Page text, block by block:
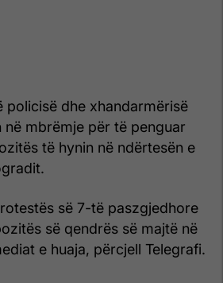
policisë dhe xhandarmërisë
në mbrëmje për të penguar
të hynin në ndërtesën e
së 7-të paszgjedhore
së qendrës së majtë në
e huaja, përcjell Telegrafi.